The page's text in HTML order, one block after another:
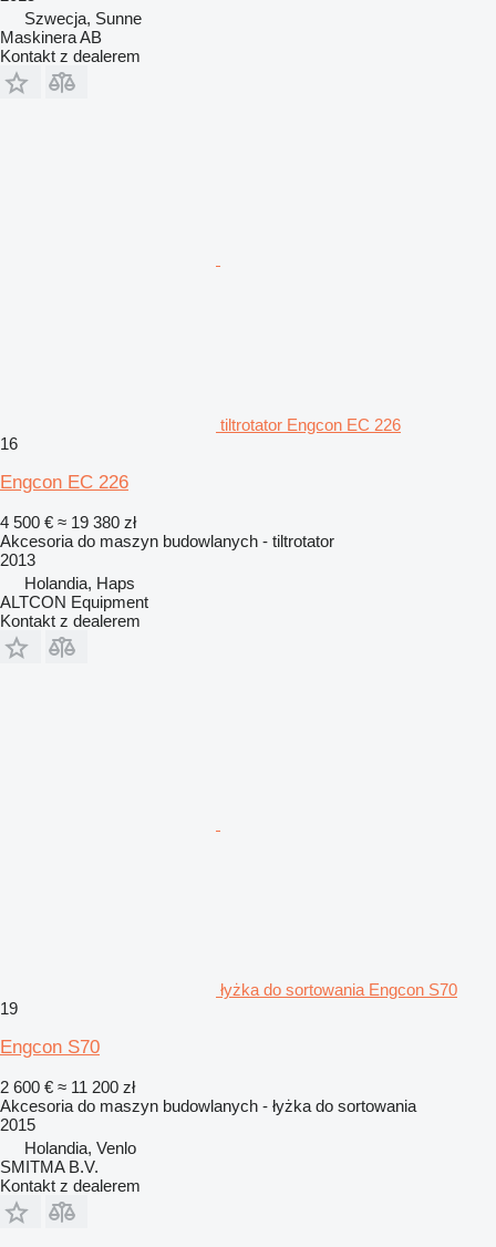
Szwecja, Sunne
Maskinera AB
Kontakt z dealerem
tiltrotator Engcon EC 226
16
Engcon EC 226
4 500 € ≈ 19 380 zł
Akcesoria do maszyn budowlanych - tiltrotator
2013
Holandia, Haps
ALTCON Equipment
Kontakt z dealerem
łyżka do sortowania Engcon S70
19
Engcon S70
2 600 € ≈ 11 200 zł
Akcesoria do maszyn budowlanych - łyżka do sortowania
2015
Holandia, Venlo
SMITMA B.V.
Kontakt z dealerem